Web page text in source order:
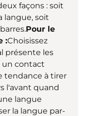
façons : soit
langue, soit
Pour le
:Choisissez
présente les
un contact
tendance à tirer
l'avant quand
langue
la langue par-